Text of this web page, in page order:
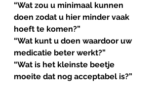
“Wat zou u minimaal kunnen
doen zodat u hier minder vaak
hoeft te komen?”
“Wat kunt u doen waardoor uw
medicatie beter werkt?”
“Wat is het kleinste beetje
moeite dat nog acceptabel is?”